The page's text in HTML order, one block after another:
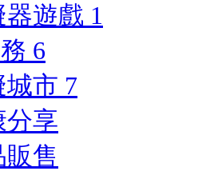
器遊戲 1
6
城市 7
分享
販售